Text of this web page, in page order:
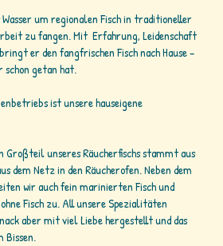
um regionalen Fisch in traditioneller
zu fangen. Mit Erfahrung, Leidenschaft
er den fangfrischen Fisch nach Hause –
schon getan hat.
ist unsere hauseigene
Großteil unseres Räucherfischs stammt aus
dem Netz in den Räucherofen. Neben dem
wir auch fein marinierten Fisch und
Fisch zu. All unsere Spezialitäten
aber mit viel Liebe hergestellt und das
Bissen.